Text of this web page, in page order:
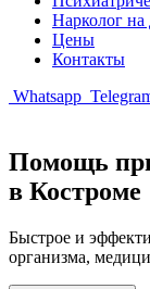
Нарколог на
Цены
Контакты
Whatsapp
Помощь
в Костроме
Быстрое и
организма,